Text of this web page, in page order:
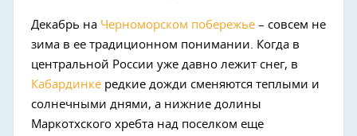
Декабрь на Черноморском побережье – совсем не
зима в ее традиционном понимании. Когда в
центральной России уже давно лежит снег, в
Кабардинке редкие дожди сменяются теплыми и
солнечными днями, а нижние долины
Маркотхского хребта над поселком еще